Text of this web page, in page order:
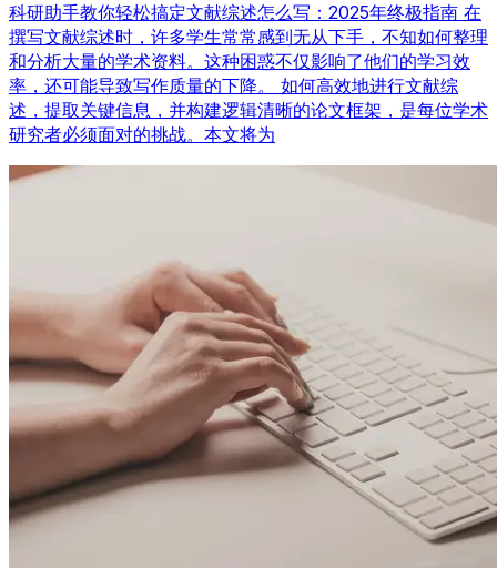
科研助手教你轻松搞定文献综述怎么写：2025年终极指南 在
撰写文献综述时，许多学生常常感到无从下手，不知如何整理
和分析大量的学术资料。这种困惑不仅影响了他们的学习效
率，还可能导致写作质量的下降。 如何高效地进行文献综
述，提取关键信息，并构建逻辑清晰的论文框架，是每位学术
研究者必须面对的挑战。本文将为